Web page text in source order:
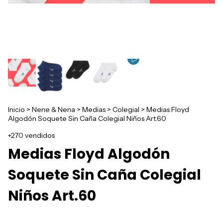
Inicio > Nene & Nena > Medias > Colegial > Medias Floyd
Algodón Soquete Sin Caña Colegial Niños Art.60
+270 vendidos
Medias Floyd Algodón
Soquete Sin Caña Colegial
Niños Art.60